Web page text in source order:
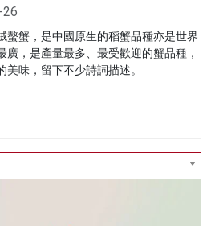
螯蟹，是中國原生的稻蟹品種亦是世界
廣，是產量最多、最受歡迎的蟹品種，
味，留下不少詩詞描述。